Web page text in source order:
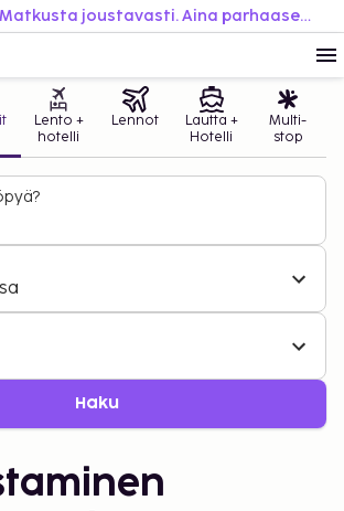
Varaa helposti. Matkusta joustavasti. Aina parhaaseen hintaan.
Lento +
hotelli
Lennot
Lautta +
Hotelli
Multi-
stop
Haku